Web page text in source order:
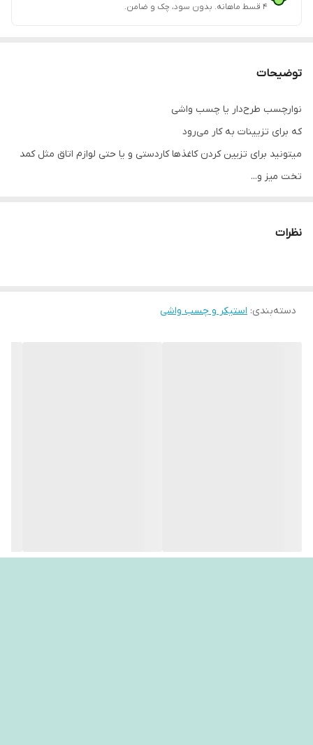
۴ قسط ماهانه. بدون سود، چک و ضامن.
توضیحات
نوارچسب طرح‌دار یا چسب واشی
که برای تزیینات به کار می‌رود
میتونید برای تزیین کردن کاغذها کاردستی و یا حتی لوازم اتاق مثل کمد
تخت میز و...
نظرات
دسته‌بندی: استیکر و چسب واشی